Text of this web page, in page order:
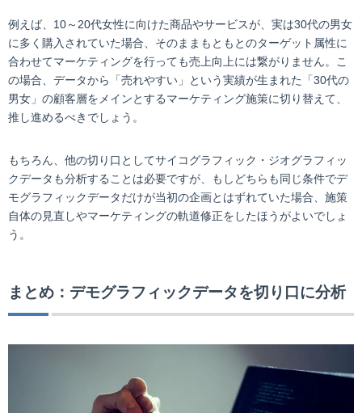
例えば、10～20代女性に向けた商品やサービスが、実は30代の男女
に多く購入されていた場合、そのままもともとのターゲット属性に
合わせてマーケティングを行っても売上向上には繋がりません。こ
の場合、データから「売れやすい」という実績が生まれた「30代の
男女」の顧客層をメインとするマーケティング施策に切り替えて、
推し進めるべきでしょう。
もちろん、他の切り口としてサイコグラフィック・ジオグラフィッ
クデータも分析することは必要ですが、もしどちらも同じ条件でデ
モグラフィックデータだけが当初の企画とはずれていた場合、施策
自体の見直しやマーケティングの軌道修正をしたほうがよいでしょ
う。
まとめ：デモグラフィックデータを切り口に分析